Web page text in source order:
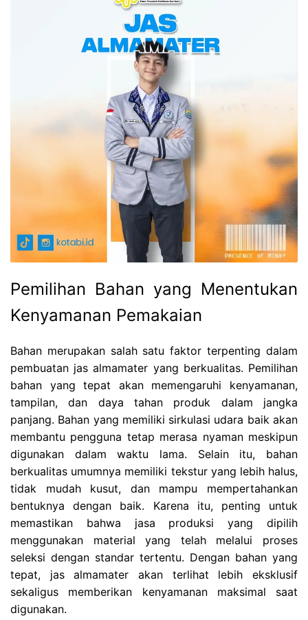
Pemilihan Bahan yang Menentukan
Kenyamanan Pemakaian
Bahan merupakan salah satu faktor terpenting dalam
pembuatan jas almamater yang berkualitas. Pemilihan
bahan yang tepat akan memengaruhi kenyamanan,
tampilan, dan daya tahan produk dalam jangka
panjang. Bahan yang memiliki sirkulasi udara baik akan
membantu pengguna tetap merasa nyaman meskipun
digunakan dalam waktu lama. Selain itu, bahan
berkualitas umumnya memiliki tekstur yang lebih halus,
tidak mudah kusut, dan mampu mempertahankan
bentuknya dengan baik. Karena itu, penting untuk
memastikan bahwa jasa produksi yang dipilih
menggunakan material yang telah melalui proses
seleksi dengan standar tertentu. Dengan bahan yang
tepat, jas almamater akan terlihat lebih eksklusif
sekaligus memberikan kenyamanan maksimal saat
digunakan.